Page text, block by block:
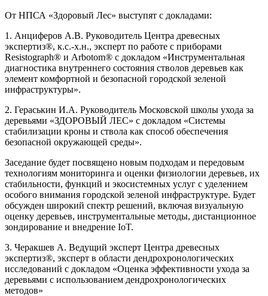
От НПСА «Здоровый Лес» выступят с докладами:
1. Анциферов А.В. Руководитель Центра древесных
экспертиз®, к.с.-х.н., эксперт по работе с приборами
Resistograph® и Arbotom® с докладом «Инструментальная
диагностика внутреннего состояния стволов деревьев как
элемент комфортной и безопасной городской зеленой
инфраструктуры».
2. Гераськин И.А. Руководитель Московской школы ухода за
деревьями «ЗДОРОВЫЙ ЛЕС» с докладом «Системы
стабилизации кроны и ствола как способ обеспечения
безопасной окружающей среды».
Заседание будет посвящено новым подходам и передовым
технологиям мониторинга и оценки физиологии деревьев, их
стабильности, функций и экосистемных услуг с уделением
особого внимания городской зеленой инфраструктуре. Будет
обсужден широкий спектр решений, включая визуальную
оценку деревьев, инструментальные методы, дистанционное
зондирование и внедрение IoT.
3. Черакшев А. Ведущий эксперт Центра древесных
экспертиз®, эксперт в области дендрохронологических
исследований с докладом «Оценка эффективности ухода за
деревьями с использованием дендрохронологических
методов»